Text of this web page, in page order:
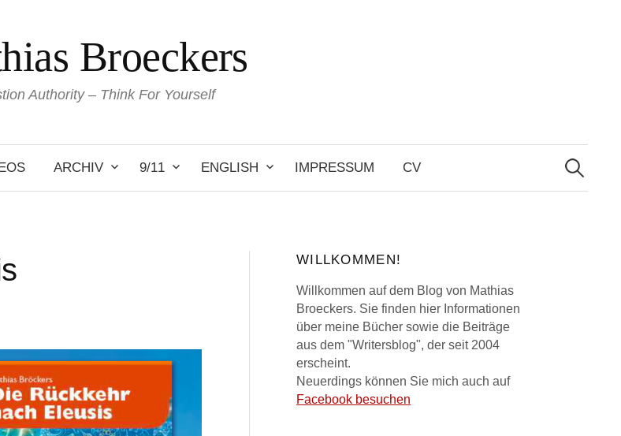
Broeckers
Authority – Think For Yourself
ARCHIV 9/11 ENGLISH IMPRESSUM CV
Search
for:
WILLKOMMEN!
Willkommen auf dem Blog von Mathias
Broeckers. Sie finden hier Informationen
über meine Bücher sowie die Beiträge
aus dem "Writersblog", der seit 2004
erscheint.
Neuerdings können Sie mich auch auf
Facebook besuchen